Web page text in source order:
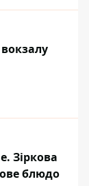
Зіркова
блюдо